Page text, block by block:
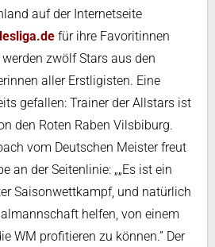
auf der Internetseite
für ihre Favoritinnen
zwölf Stars aus den
aller Erstligisten. Eine
gefallen: Trainer der Allstars ist
den Roten Raben Vilsbiburg.
vom Deutschen Meister freut
an der Seitenlinie: „„Es ist ein
Saisonwettkampf, und natürlich
helfen, von einem
WM profitieren zu können.” Der